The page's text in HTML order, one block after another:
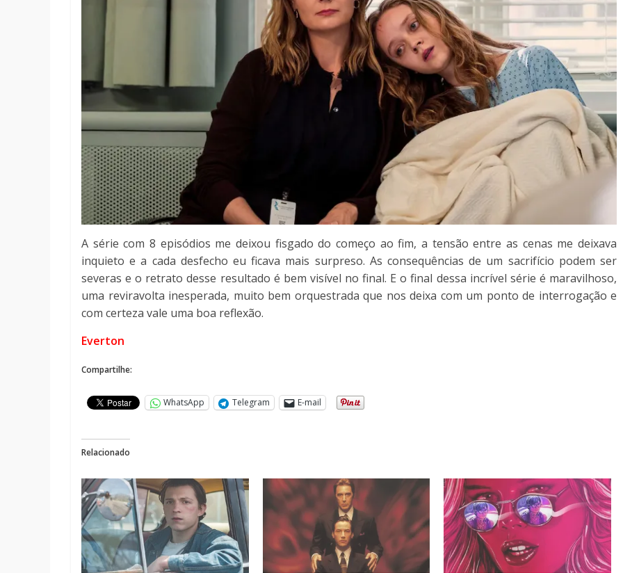
A série com 8 episódios me deixou fisgado do começo ao fim, a tensão entre as cenas me deixava
inquieto e a cada desfecho eu ficava mais surpreso. As consequências de um sacrifício podem ser
severas e o retrato desse resultado é bem visível no final. E o final dessa incrível série é maravilhoso,
uma reviravolta inesperada, muito bem orquestrada que nos deixa com um ponto de interrogação e
com certeza vale uma boa reflexão.
Everton
Compartilhe:
WhatsApp Telegram E-mail
Relacionado